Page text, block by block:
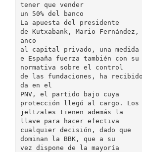
tener que vender
un 50% del banco
La apuesta del presidente
de Kutxabank, Mario
anco
al capital privado, una medida
e España fuerza también con su
normativa sobre el control
de las fundaciones, ha
da en el
PNV, el partido bajo cuya
protección llegó al cargo. Los
jeltzales tienen además la
llave para hacer efectiva
cualquier decisión, dado que
dominan la BBK, que a su
vez dispone de la mayoría